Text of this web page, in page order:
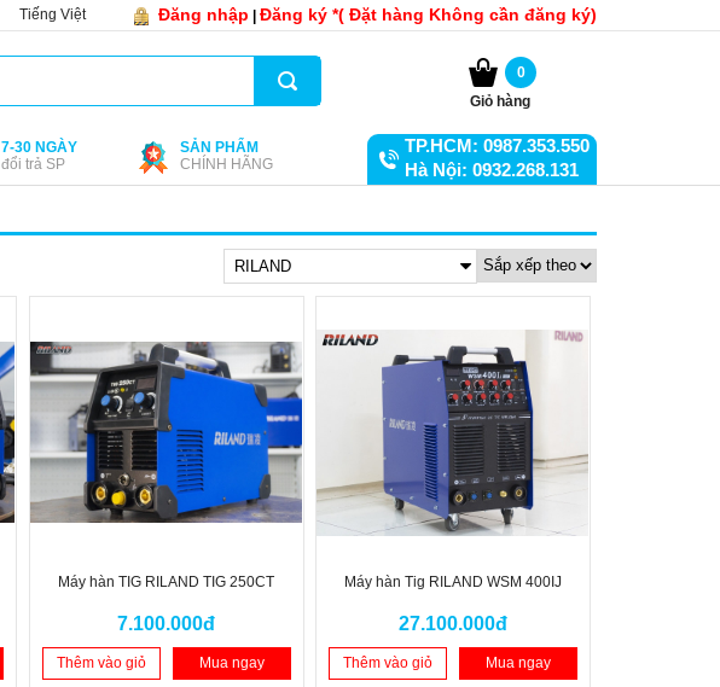
Đăng nhập Đăng ký *( Đặt hàng Không cần đăng ký)
Tiếng Việt
0
Giỏ hàng
7-30 NGÀY
đổi trả SP
SẢN PHẨM
CHÍNH HÃNG
TP.HCM: 0987.353.550
Hà Nội: 0932.268.131
RILAND
Máy hàn TIG RILAND TIG 250CT
7.100.000đ
Thêm vào giỏ Mua ngay
Máy hàn Tig RILAND WSM 400IJ
27.100.000đ
Thêm vào giỏ Mua ngay